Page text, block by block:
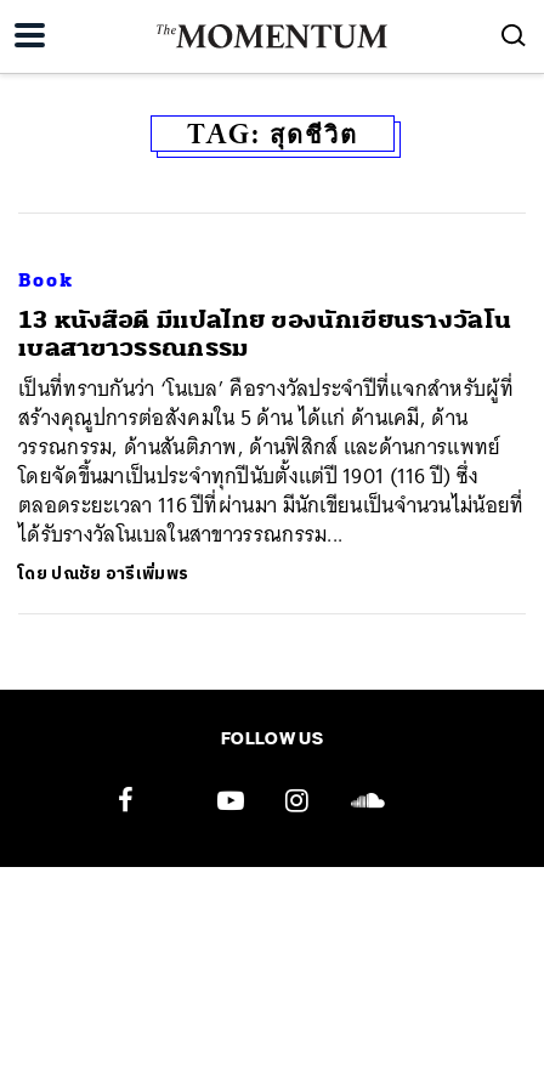
TAG: สุดชีวิต
Book
13 หนังสือดี มีแปลไทย ของนักเขียนรางวัลโน
เบลสาขาวรรณกรรม
เป็นที่ทราบกันว่า ‘โนเบล’ คือรางวัลประจำปีที่แจกสำหรับผู้ที่
สร้างคุณูปการต่อสังคมใน 5 ด้าน ได้แก่ ด้านเคมี, ด้าน
วรรณกรรม, ด้านสันติภาพ, ด้านฟิสิกส์ และด้านการแพทย์
โดยจัดขึ้นมาเป็นประจำทุกปีนับตั้งแต่ปี 1901 (116 ปี) ซึ่ง
ตลอดระยะเวลา 116 ปีที่ผ่านมา มีนักเขียนเป็นจำนวนไม่น้อยที่
ได้รับรางวัลโนเบลในสาขาวรรณกรรม...
โดย ปณชัย อารีเพิ่มพร
FOLLOW US
ค้นหา
SHARE